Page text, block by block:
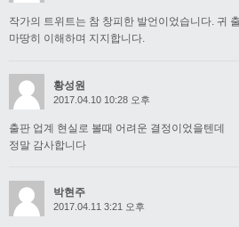
작가의 트위트는 참 창피한 발언이었습니다. 귀
마땅히 이해하며 지지합니다.
황성원
2017.04.10 10:28 오후
출판 업계 현실로 볼때 어려운 결정이었을텐데
정말 감사합니다
박현주
2017.04.11 3:21 오후